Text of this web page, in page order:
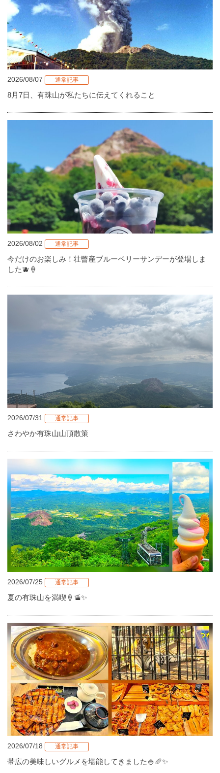
2026/08/07 通常記事
8月7日、有珠山が私たちに伝えてくれること
2026/08/02 通常記事
今だけのお楽しみ！壮瞥産ブルーベリーサンデーが登場しま
した🫐🍦
2026/07/31 通常記事
さわやか有珠山山頂散策
2026/07/25 通常記事
夏の有珠山を満喫🍦🚡✨
2026/07/18 通常記事
帯広の美味しいグルメを堪能してきました🍚🥖✨